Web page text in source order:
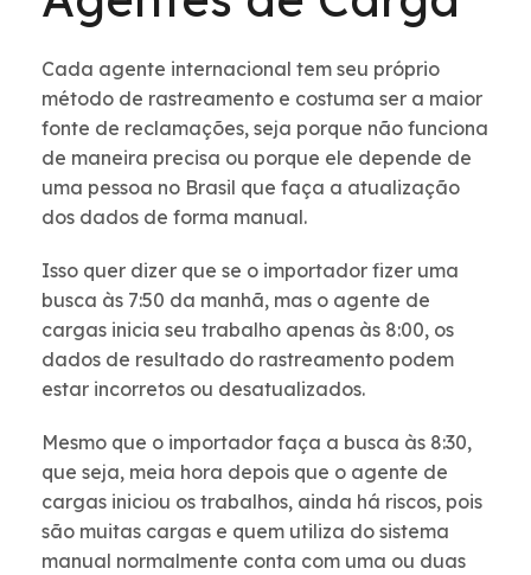
Cada agente internacional tem seu próprio
método de rastreamento e costuma ser a maior
fonte de reclamações, seja porque não funciona
de maneira precisa ou porque ele depende de
uma pessoa no Brasil que faça a atualização
dos dados de forma manual.
Isso quer dizer que se o importador fizer uma
busca às 7:50 da manhã, mas o agente de
cargas inicia seu trabalho apenas às 8:00, os
dados de resultado do rastreamento podem
estar incorretos ou desatualizados.
Mesmo que o importador faça a busca às 8:30,
que seja, meia hora depois que o agente de
cargas iniciou os trabalhos, ainda há riscos, pois
são muitas cargas e quem utiliza do sistema
manual normalmente conta com uma ou duas